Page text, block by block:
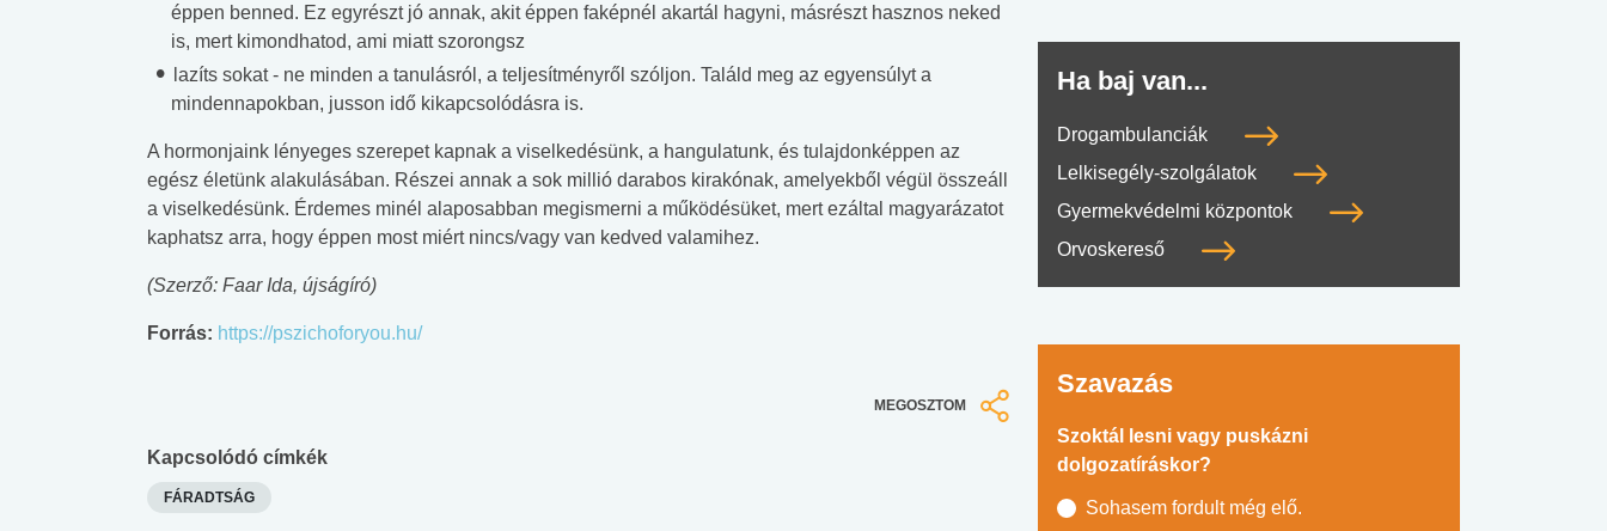
éppen benned. Ez egyrészt jó annak, akit éppen faképnél akartál hagyni, másrészt hasznos neked
is, mert kimondhatod, ami miatt szorongsz
lazíts sokat - ne minden a tanulásról, a teljesítményről szóljon. Találd meg az egyensúlyt a
mindennapokban, jusson idő kikapcsolódásra is.
A hormonjaink lényeges szerepet kapnak a viselkedésünk, a hangulatunk, és tulajdonképpen az
egész életünk alakulásában. Részei annak a sok millió darabos kirakónak, amelyekből végül összeáll
a viselkedésünk. Érdemes minél alaposabban megismerni a működésüket, mert ezáltal magyarázatot
kaphatsz arra, hogy éppen most miért nincs/vagy van kedved valamihez.
(Szerző: Faar Ida, újságíró)
Forrás: https://pszichoforyou.hu/
MEGOSZTOM
Kapcsolódó címkék
FÁRADTSÁG
Ha baj van...
Drogambulanciák
Lelkisegély-szolgálatok
Gyermekvédelmi központok
Orvoskereső
Szavazás
Szoktál lesni vagy puskázni
dolgozatíráskor?
Sohasem fordult még elő.